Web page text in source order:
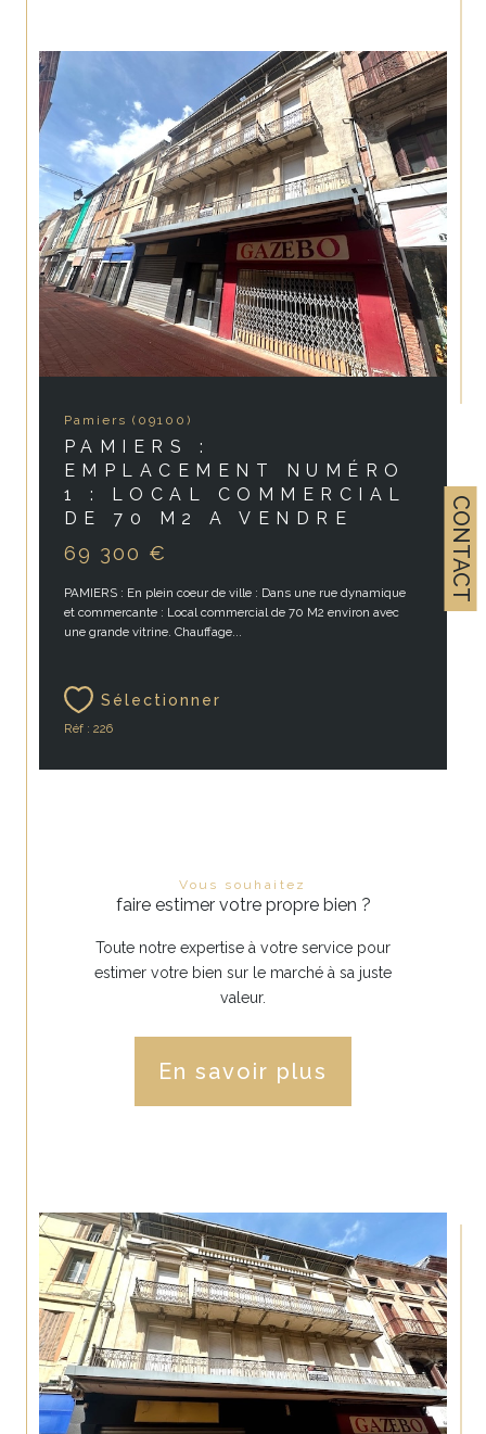
CONTACT
Pamiers (09100)
PAMIERS :
EMPLACEMENT NUMÉRO
1 : LOCAL COMMERCIAL
DE 70 M2 A VENDRE
69 300 €
PAMIERS : En plein coeur de ville : Dans une rue dynamique
et commercante : Local commercial de 70 M2 environ avec
une grande vitrine. Chauffage...
Sélectionner
Réf : 226
Vous souhaitez
faire estimer votre propre bien ?
Toute notre expertise à votre service pour
estimer votre bien sur le marché à sa juste
valeur.
En savoir plus